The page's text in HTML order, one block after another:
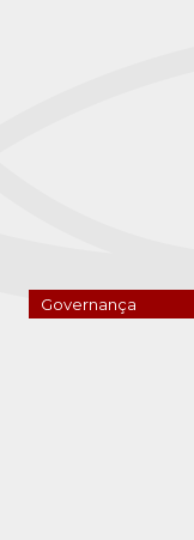
Governança